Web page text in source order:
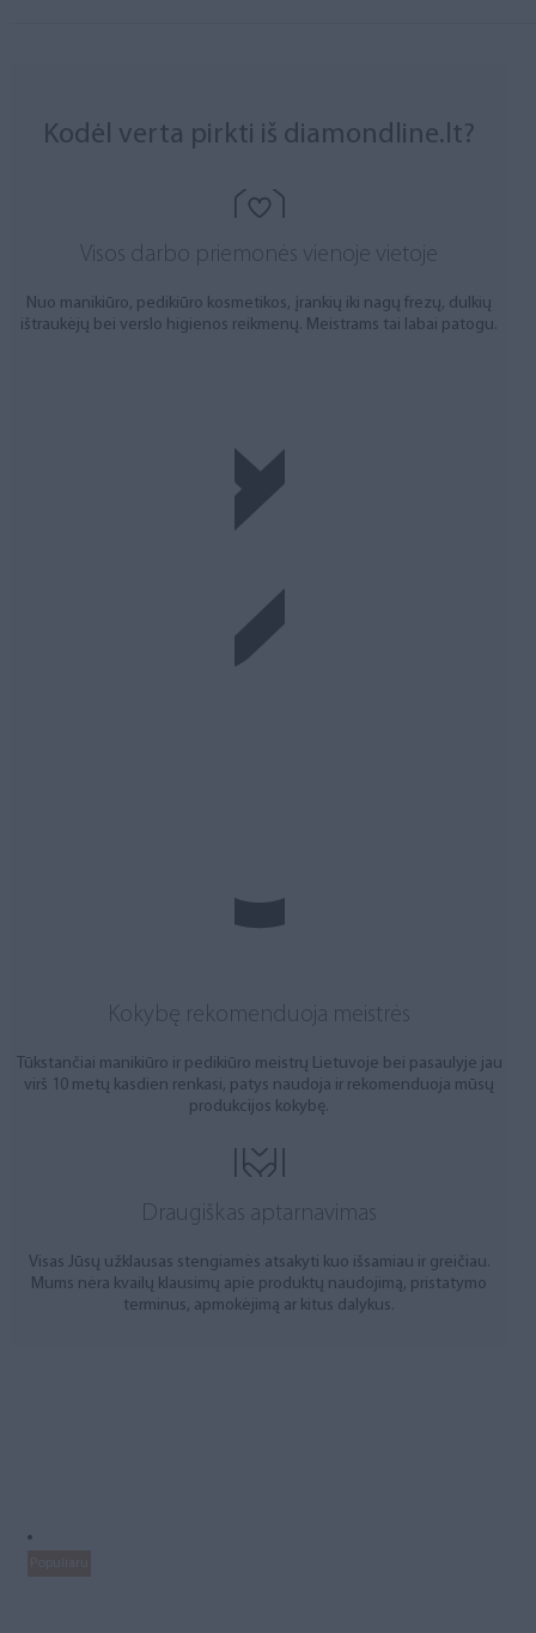
Kodėl verta pirkti iš diamondline.lt?
Visos darbo priemonės vienoje vietoje
Nuo manikiūro, pedikiūro kosmetikos, įrankių iki nagų frezų, dulkių
ištraukėjų bei verslo higienos reikmenų. Meistrams tai labai patogu.
Kokybę rekomenduoja meistrės
Tūkstančiai manikiūro ir pedikiūro meistrų Lietuvoje bei pasaulyje jau
virš 10 metų kasdien renkasi, patys naudoja ir rekomenduoja mūsų
produkcijos kokybę.
Draugiškas aptarnavimas
Visas Jūsų užklausas stengiamės atsakyti kuo išsamiau ir greičiau.
Mums nėra kvailų klausimų apie produktų naudojimą, pristatymo
terminus, apmokėjimą ar kitus dalykus.